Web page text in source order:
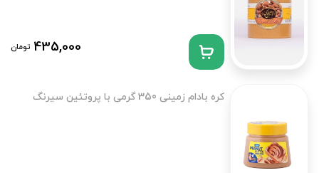
435,000 تومان
کره بادام زمینی 350 گرمی با پروتئین سیرنگ